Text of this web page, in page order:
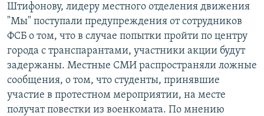
Штифонову, лидеру местного отделения движения
"Мы" поступали предупреждения от сотрудников
ФСБ о том, что в случае попытки пройти по центру
города с транспарантами, участники акции будут
задержаны. Местные СМИ распространяли ложные
сообщения, о том, что студенты, принявшие
участие в протестном мероприятии, на месте
получат повестки из военкомата. По мнению